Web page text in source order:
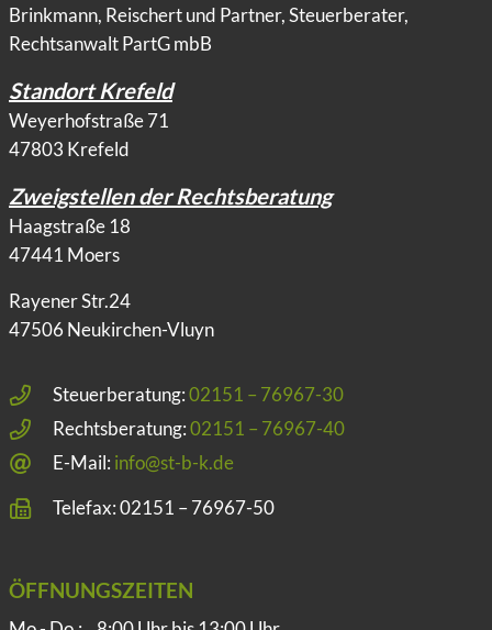
Brinkmann, Reischert und Partner, Steuerberater,
Rechtsanwalt PartG mbB
Standort Krefeld
Weyerhofstraße 71
47803 Krefeld
Zweigstellen der Rechtsberatung
Haagstraße 18
47441 Moers
Rayener Str.24
47506 Neukirchen-Vluyn
Steuerberatung:02151 – 76967-30
Rechtsberatung:02151 – 76967-40
E-Mail: info@st-b-k.de
Telefax: 02151 – 76967-50
ÖFFNUNGSZEITEN